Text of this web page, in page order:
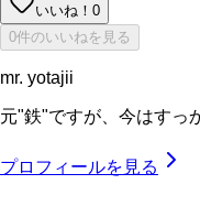
いいね！ 0
0件のいいねを見る
mr. yotajii
元"鉄"ですが、今はすっ
プロフィールを見る